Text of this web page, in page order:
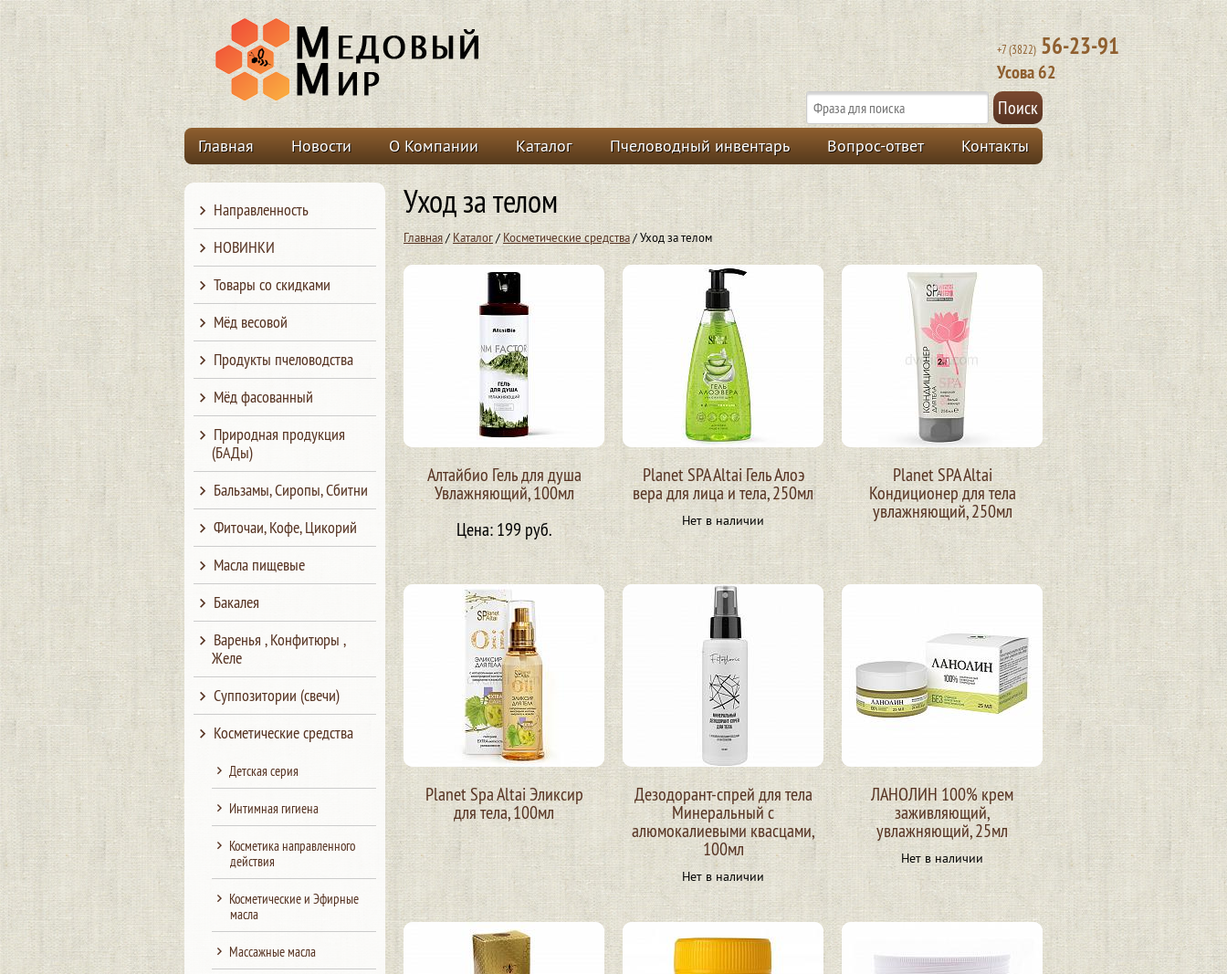
+7 (3822)56-23-91
Усова 62
Поиск
Главная Новости О Компании Каталог Пчеловодный инвентарь Вопрос-ответ Контакты
Уход за телом
Главная/ Каталог/Косметические средства/ Уход за телом
Алтайбио Гель для душа
Увлажняющий, 100мл
Цена: 199 руб.
Planet SPA Altai Гель Алоэ
вера для лица и тела, 250мл
Нет в наличии
Planet SPA Altai
Кондиционер для тела
увлажняющий, 250мл
Planet Spa Altai Эликсир
для тела, 100мл
Дезодорант-спрей для тела
Минеральный с
алюмокалиевыми квасцами,
100мл
Нет в наличии
ЛАНОЛИН 100% крем
заживляющий,
увлажняющий, 25мл
Нет в наличии
Направленность
НОВИНКИ
Товары со скидками
Мёд весовой
Продукты пчеловодства
Мёд фасованный
Природная продукция
(БАДы)
Бальзамы, Сиропы, Сбитни
Фиточаи, Кофе, Цикорий
Масла пищевые
Бакалея
Варенья , Конфитюры ,
Желе
Суппозитории (свечи)
Косметические средства
Детская серия
Интимная гигиена
Косметика направленного
действия
Косметические и Эфирные
масла
Массажные масла